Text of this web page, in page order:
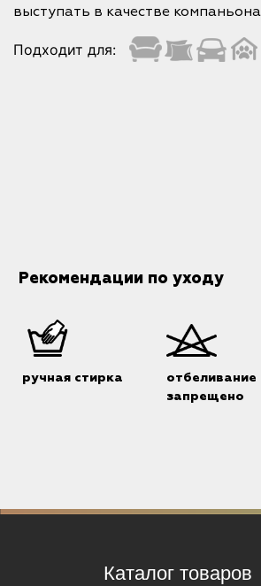
выступать в качестве
Подходит для:
Рекомендации по уходу
ручная стирка
отбеливание
запрещено
Каталог товаров